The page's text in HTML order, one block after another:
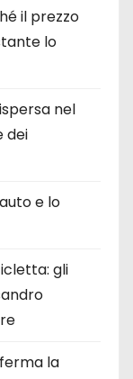
il prezzo
lo
nel
dei
e lo
gli
la